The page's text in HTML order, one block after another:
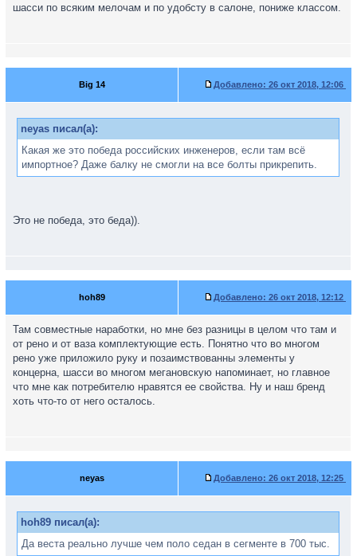
шасси по всяким мелочам и по удобсту в салоне, пониже классом.
Big 14 Добавлено: 26 окт 2018, 12:06
neyas писал(а):
Какая же это победа российских инженеров, если там всё
импортное? Даже балку не смогли на все болты прикрепить.
Это не победа, это беда)).
hoh89 Добавлено: 26 окт 2018, 12:12
Там совместные наработки, но мне без разницы в целом что там и
от рено и от ваза комплектующие есть. Понятно что во многом
рено уже приложило руку и позаимствованны элементы у
концерна, шасси во многом мегановскую напоминает, но главное
что мне как потребителю нравятся ее свойства. Ну и наш бренд
хоть что-то от него осталось.
neyas Добавлено: 26 окт 2018, 12:25
hoh89 писал(а):
Да веста реально лучше чем поло седан в сегменте в 700 тыс.